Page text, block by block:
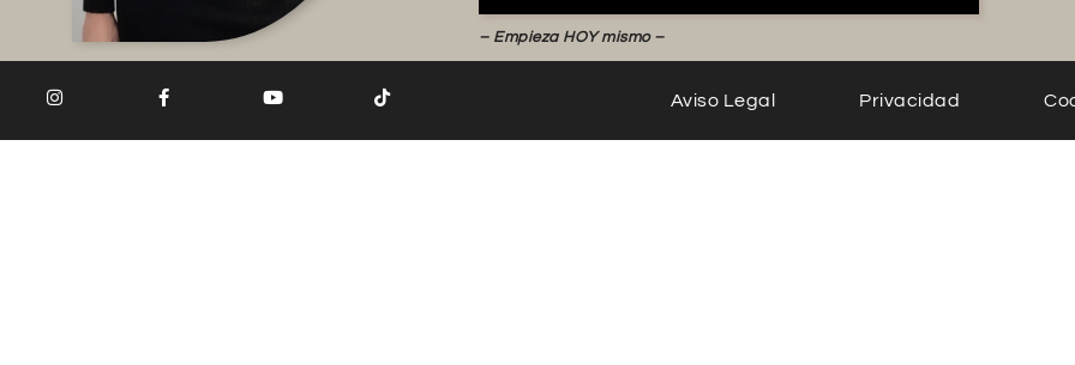
– Empieza HOY mismo –
Aviso Legal Privacidad